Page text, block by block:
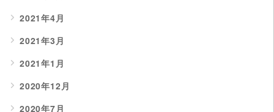
2021年4月
2021年3月
2021年1月
2020年12月
2020年7月